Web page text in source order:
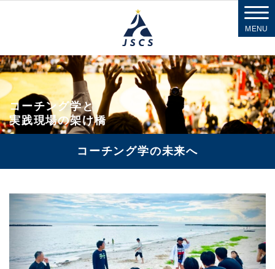
MENU
コーチング学と
実践現場の架け橋
コーチング学の未来へ